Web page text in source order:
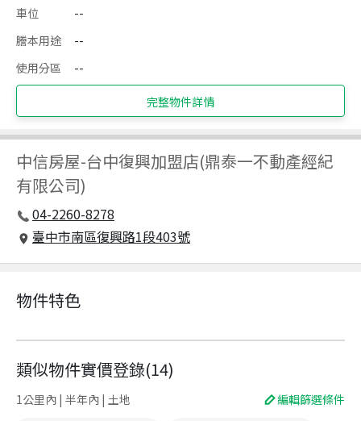
車位
--
謄本用途
--
使用分區
--
完整物件詳情
中信房屋-台中復興加盟店(鼎泰一不動產經紀
有限公司)
04-2260-8278
臺中市南區復興路1段403號
物件特色
類似物件實價登錄(14)
1公里內 | 半年內 | 土地 編輯篩選條件